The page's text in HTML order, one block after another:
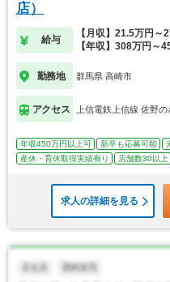
店）
給与
【月収】21.5万円～
【年収】308万円～
勤務地 群馬県 高崎市
アクセス 上信電鉄上信線 佐野
年収450万円以上可 新卒も応募可能
産休・育休取得実績有り
店舗数30以上
求人の詳細を見る